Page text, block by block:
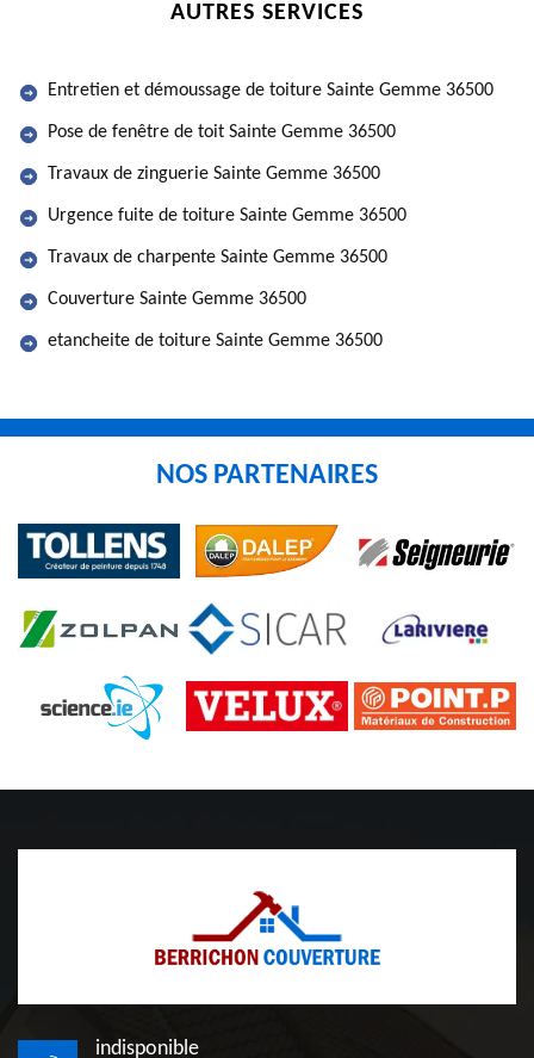
AUTRES SERVICES
Entretien et démoussage de toiture Sainte Gemme 36500
Pose de fenêtre de toit Sainte Gemme 36500
Travaux de zinguerie Sainte Gemme 36500
Urgence fuite de toiture Sainte Gemme 36500
Travaux de charpente Sainte Gemme 36500
Couverture Sainte Gemme 36500
etancheite de toiture Sainte Gemme 36500
NOS PARTENAIRES
indisponible